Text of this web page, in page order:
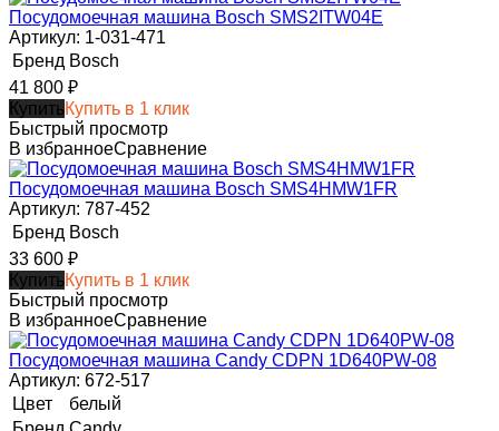
Посудомоечная машина Bosch SMS2ITW04E
Артикул: 1-031-471
Бренд Bosch
41 800 ₽
КупитьКупить в 1 клик
Быстрый просмотр
В избранноеСравнение
Посудомоечная машина Bosch SMS4HMW1FR
Артикул: 787-452
Бренд Bosch
33 600 ₽
КупитьКупить в 1 клик
Быстрый просмотр
В избранноеСравнение
Посудомоечная машина Candy CDPN 1D640PW-08
Артикул: 672-517
Цвет
белый